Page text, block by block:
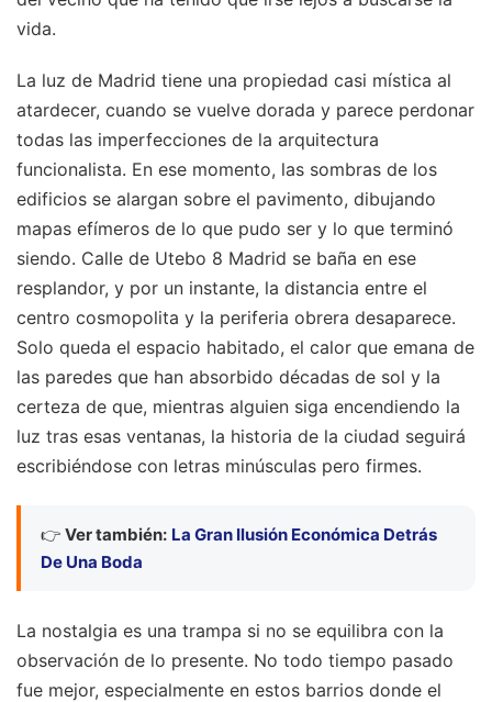
vida.
La luz de Madrid tiene una propiedad casi mística al
atardecer, cuando se vuelve dorada y parece perdonar
todas las imperfecciones de la arquitectura
funcionalista. En ese momento, las sombras de los
edificios se alargan sobre el pavimento, dibujando
mapas efímeros de lo que pudo ser y lo que terminó
siendo. Calle de Utebo 8 Madrid se baña en ese
resplandor, y por un instante, la distancia entre el
centro cosmopolita y la periferia obrera desaparece.
Solo queda el espacio habitado, el calor que emana de
las paredes que han absorbido décadas de sol y la
certeza de que, mientras alguien siga encendiendo la
luz tras esas ventanas, la historia de la ciudad seguirá
escribiéndose con letras minúsculas pero firmes.
👉 Ver también: La Gran Ilusión Económica Detrás
De Una Boda
La nostalgia es una trampa si no se equilibra con la
observación de lo presente. No todo tiempo pasado
fue mejor, especialmente en estos barrios donde el